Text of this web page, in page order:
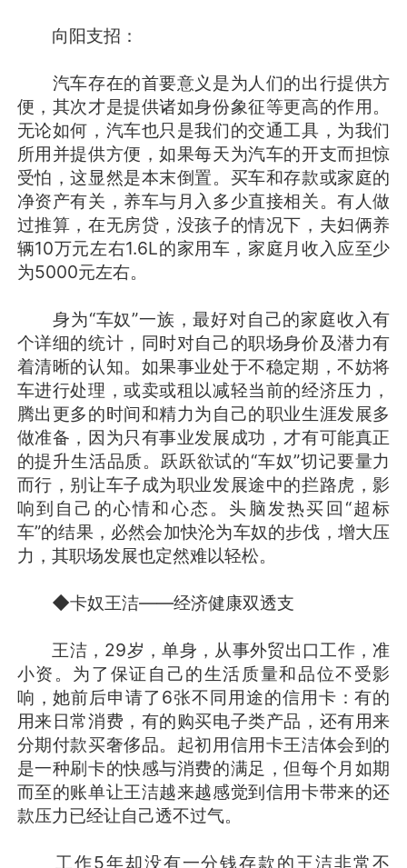
向阳支招：
汽车存在的首要意义是为人们的出行提供方
便，其次才是提供诸如身份象征等更高的作用。
无论如何，汽车也只是我们的交通工具，为我们
所用并提供方便，如果每天为汽车的开支而担惊
受怕，这显然是本末倒置。买车和存款或家庭的
净资产有关，养车与月入多少直接相关。有人做
过推算，在无房贷，没孩子的情况下，夫妇俩养
辆10万元左右1.6L的家用车，家庭月收入应至少
为5000元左右。
身为“车奴”一族，最好对自己的家庭收入有
个详细的统计，同时对自己的职场身价及潜力有
着清晰的认知。如果事业处于不稳定期，不妨将
车进行处理，或卖或租以减轻当前的经济压力，
腾出更多的时间和精力为自己的职业生涯发展多
做准备，因为只有事业发展成功，才有可能真正
的提升生活品质。跃跃欲试的“车奴”切记要量力
而行，别让车子成为职业发展途中的拦路虎，影
响到自己的心情和心态。头脑发热买回“超标
车”的结果，必然会加快沦为车奴的步伐，增大压
力，其职场发展也定然难以轻松。
◆卡奴王洁——经济健康双透支
王洁，29岁，单身，从事外贸出口工作，准
小资。为了保证自己的生活质量和品位不受影
响，她前后申请了6张不同用途的信用卡：有的
用来日常消费，有的购买电子类产品，还有用来
分期付款买奢侈品。起初用信用卡王洁体会到的
是一种刷卡的快感与消费的满足，但每个月如期
而至的账单让王洁越来越感觉到信用卡带来的还
款压力已经让自己透不过气。
工作5年却没有一分钱存款的王洁非常不